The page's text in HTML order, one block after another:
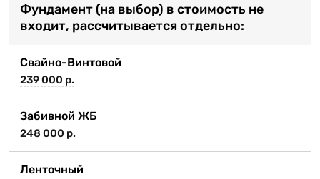
Фундамент (на выбор) в стоимость не
входит, рассчитывается отдельно:
Свайно-Винтовой
239 000 р.
Забивной ЖБ
248 000 р.
Ленточный